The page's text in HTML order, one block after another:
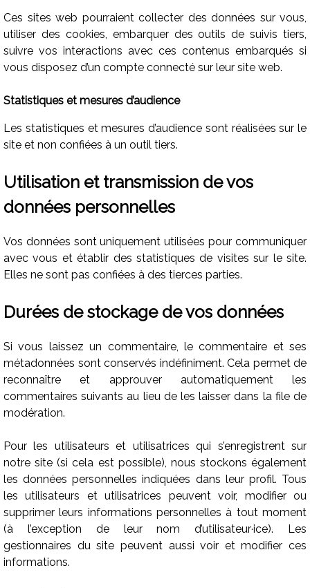
Ces sites web pourraient collecter des données sur vous,
utiliser des cookies, embarquer des outils de suivis tiers,
suivre vos interactions avec ces contenus embarqués si
vous disposez d’un compte connecté sur leur site web.
Statistiques et mesures d’audience
Les statistiques et mesures d’audience sont réalisées sur le
site et non confiées à un outil tiers.
Utilisation et transmission de vos
données personnelles
Vos données sont uniquement utilisées pour communiquer
avec vous et établir des statistiques de visites sur le site.
Elles ne sont pas confiées à des tierces parties.
Durées de stockage de vos données
Si vous laissez un commentaire, le commentaire et ses
métadonnées sont conservés indéfiniment. Cela permet de
reconnaître et approuver automatiquement les
commentaires suivants au lieu de les laisser dans la file de
modération.
Pour les utilisateurs et utilisatrices qui s’enregistrent sur
notre site (si cela est possible), nous stockons également
les données personnelles indiquées dans leur profil. Tous
les utilisateurs et utilisatrices peuvent voir, modifier ou
supprimer leurs informations personnelles à tout moment
(à l’exception de leur nom d’utilisateur·ice). Les
gestionnaires du site peuvent aussi voir et modifier ces
informations.